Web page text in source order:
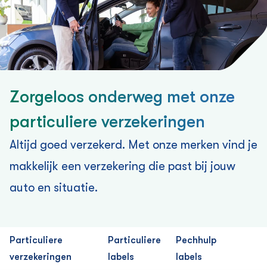
Zorgeloos onderweg met onze
particuliere verzekeringen
Altijd goed verzekerd. Met onze merken vind je
makkelijk een verzekering die past bij jouw
auto en situatie.
Particuliere
verzekeringen
Particuliere
labels
Pechhulp
labels